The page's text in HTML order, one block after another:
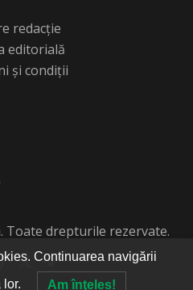
redacție
editorială
și condiții
Toate drepturile rezervate.
Continuarea navigării
lor. Am înţeles!